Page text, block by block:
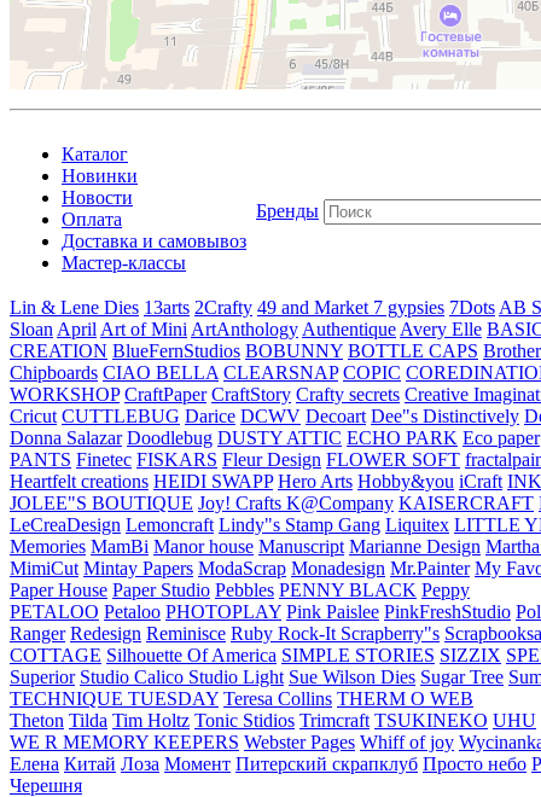
Каталог
Новинки
Новости
Оплата
Доставка и самовывоз
Мастер-классы
Бренды
Lin & Lene Dies 13arts 2Crafty 49 and Market 7 gypsies 7Dots AB
Sloan April Art of Mini ArtAnthology Authentique Avery Elle
CREATION BlueFernStudios BOBUNNY BOTTLE CAPS Brother
Chipboards CIAO BELLA CLEARSNAP COPIC
WORKSHOP CraftPaper CraftStory Crafty secrets Creative
Cricut CUTTLEBUG Darice DCWV Decoart Dee"s Distinctively
Donna Salazar Doodlebug DUSTY ATTIC ECHO PARK Eco paper
PANTS Finetec FISKARS Fleur Design FLOWER SOFT
Heartfelt creations HEIDI SWAPP Hero Arts Hobby&you iCraft
JOLEE"S BOUTIQUE Joy! Crafts K@Company KAISERCRAFT
LeCreaDesign Lemoncraft Lindy"s Stamp Gang Liquitex LITTLE
Memories MamBi Manor house Manuscript Marianne Design
MimiCut Mintay Papers ModaScrap Monadesign Mr.Painter My
Paper House Paper Studio Pebbles PENNY BLACK Peppy
PETALOO Petaloo PHOTOPLAY Pink Paislee PinkFreshStudio
Ranger Redesign Reminisce Ruby Rock-It Scrapberry"s
COTTAGE Silhouette Of America SIMPLE STORIES SIZZIX
Superior Studio Calico Studio Light Sue Wilson Dies Sugar Tree
TECHNIQUE TUESDAY Teresa Collins THERM O WEB
Theton Tilda Tim Holtz Tonic Stidios Trimcraft TSUKINEKO UHU
WE R MEMORY KEEPERS Webster Pages Whiff of joy
Елена Китай Лоза Момент Питерский скрапклуб Просто небо
Черешня